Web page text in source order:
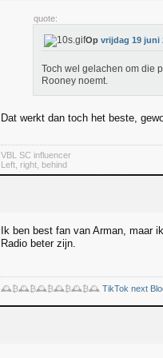
quote:
Op vrijdag 19 juni
Toch wel gelachen om die
Rooney noemt.
Dat werkt dan toch het beste,
VBL SC influencer
Left, right, behind
Ik ben best fan van Arman, maar
Radio beter zijn.
🕰️₿🕰️₿🕰️₿🕰️₿🕰️₿🕰️ TikTok next